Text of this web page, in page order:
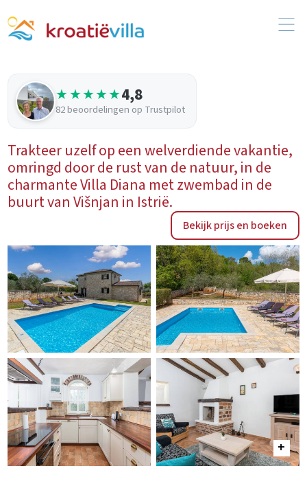
★★★★★4,8
82 beoordelingen op Trustpilot
Trakteer uzelf op een welverdiende vakantie,
omringd door de rust van de natuur, in de
charmante Villa Diana met zwembad in de
buurt van Višnjan in Istrië.
Bekijk prijs en boeken